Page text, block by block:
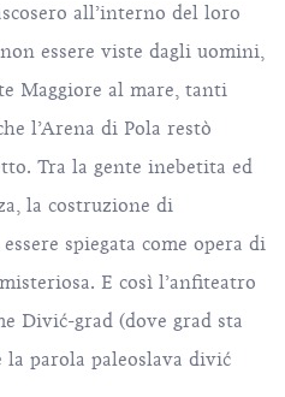
all’interno del loro
essere viste dagli uomini,
Maggiore al mare, tanti
l’Arena di Pola restò
Tra la gente inebetita ed
la costruzione di
spiegata come opera di
E così l’anfiteatro
Divić-grad (dove grad sta
parola paleoslava divić